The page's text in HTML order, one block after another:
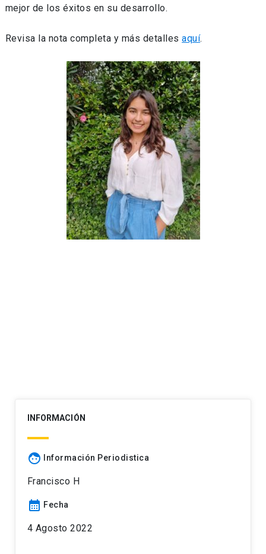
mejor de los éxitos en su desarrollo.
Revisa la nota completa y más detallesaquí.
INFORMACIÓN
face Información Periodistica
Francisco H
calendar_month Fecha
4 Agosto 2022